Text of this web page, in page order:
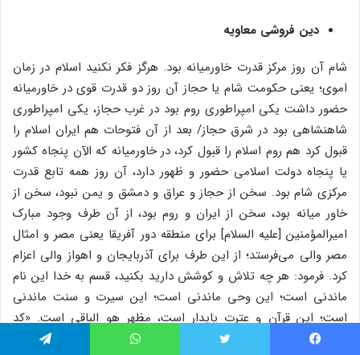
دین فروشی معاویه
شام آن روز مرکز قدرت خاورمیانه بود. هرگز فکر نکنید اسلام در زمان
اموی؛ یعنی حکومت شام یا حجاز آن روز دو قدرت قوی در خاورمیانه
حضور داشت یکی امپراطوری روم بود در غرب حجاز، یکی امپراطوری
شاهنشاهی بود در شرق حجاز/ بعد از آن فتوحات هم ایران اسلام را
قبول کرد هم روم اسلام را قبول کرد، در خاورمیانه که الآن پنجاه کشور
یا پنجاه دولت اسلامی حضور و ظهور دارد، آن روز همه تابع قدرت
مرکزی شام بود. سخن از حجاز و عراق و دمشق و یمن نبود، سخن از
خاور میانه بود، سخن از ایران و روم بود، از آن طرف وجود مبارک
امیرالمؤمنین [علیه السلام] برای منطقه دور آفریقا یعنی مصر و امثال
مصر والی می‌فرستد؛ از این طرف برای آذربایجان و اهواز والی اعزام
کرد. فرمود: هر چه تلاش و کوشش دارید بکنید، قسم به خدا این نام
ماندنی است؛ این وحی ماندنی است؛ این سیرت و سنت ماندنی
است؛ این قرآن و عترت پایدار است، مظهر هو الباقی است. «کد
کیدک واجهد جهدک و اسعَ سعیک … ولا تمحو ذِکرنا ولا تمیت